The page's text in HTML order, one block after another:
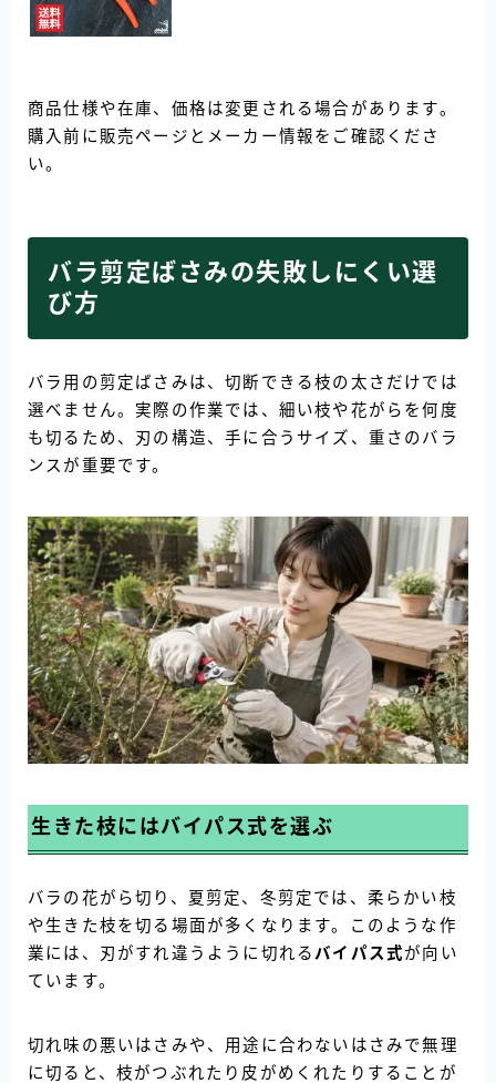
商品仕様や在庫、価格は変更される場合があります。
購入前に販売ページとメーカー情報をご確認くださ
い。
バラ剪定ばさみの失敗しにくい選
び方
バラ用の剪定ばさみは、切断できる枝の太さだけでは
選べません。実際の作業では、細い枝や花がらを何度
も切るため、刃の構造、手に合うサイズ、重さのバラ
ンスが重要です。
生きた枝にはバイパス式を選ぶ
バラの花がら切り、夏剪定、冬剪定では、柔らかい枝
や生きた枝を切る場面が多くなります。このような作
業には、刃がすれ違うように切れる バイパス式が向い
ています。
切れ味の悪いはさみや、用途に合わないはさみで無理
に切ると、枝がつぶれたり皮がめくれたりすることが